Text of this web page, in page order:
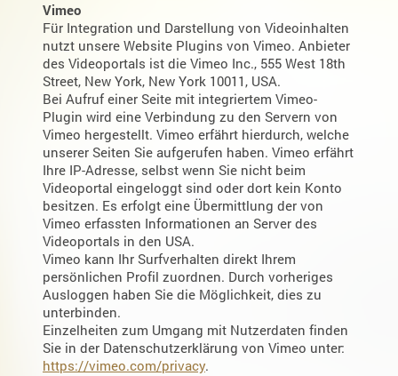
Vimeo
Für Integration und Darstellung von Videoinhalten
nutzt unsere Website Plugins von Vimeo. Anbieter
des Videoportals ist die Vimeo Inc., 555 West 18th
Street, New York, New York 10011, USA.
Bei Aufruf einer Seite mit integriertem Vimeo-
Plugin wird eine Verbindung zu den Servern von
Vimeo hergestellt. Vimeo erfährt hierdurch, welche
unserer Seiten Sie aufgerufen haben. Vimeo erfährt
Ihre IP-Adresse, selbst wenn Sie nicht beim
Videoportal eingeloggt sind oder dort kein Konto
besitzen. Es erfolgt eine Übermittlung der von
Vimeo erfassten Informationen an Server des
Videoportals in den USA.
Vimeo kann Ihr Surfverhalten direkt Ihrem
persönlichen Profil zuordnen. Durch vorheriges
Ausloggen haben Sie die Möglichkeit, dies zu
unterbinden.
Einzelheiten zum Umgang mit Nutzerdaten finden
Sie in der Datenschutzerklärung von Vimeo unter:
https://vimeo.com/privacy.